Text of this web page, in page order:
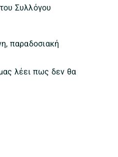
Συλλόγου
παραδοσιακή
λέει πως δεν θα